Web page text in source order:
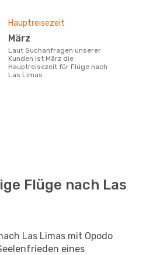
Hauptreisezeit
März
Laut Suchanfragen unserer
Kunden ist März die
Hauptreisezeit für Flüge nach
Las Limas
Flüge nach Las
Las Limas mit Opodo
eines